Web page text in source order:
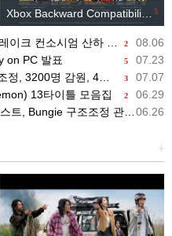
5
Xbox Backward Compatibility on PC 발표
2 08.06
크 컨소시엄 산하 편입
5 07.23
on PC 발표
3 07.07
감원, 4개 스튜디오 분리
2 06.29
13타이틀 모음집
06.26
구조조정 관련 직원 메시지 공개
+